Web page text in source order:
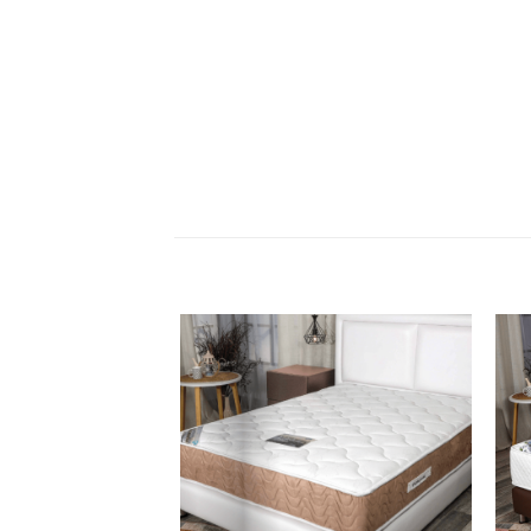
הוסף
הוסף
למוצרים
שאהבתי